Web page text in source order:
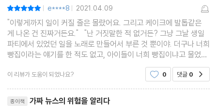
| e****8 | 2021.04.09
"이렇게까지 일이 커질 줄은 몰랐어요. 그리고 케이크에 발톱같은
게 나온 건 진짜거든요." "난 거짓말한 적 없거든? 그냥 그날 생일
파티에서 있었던 일을 노래로 만들어서 부른 것 뿐이야. 더구나 너희
빵집이라는 얘기를 한 적도 없고, 아이들이 너희 빵집이냐고 물었을
에게 유투브 방송을 해볼 것을 권합니다
이 리뷰가 도움이 되었나요? 0 댓글 0
종이책 가짜 뉴스의 위험을 알리다